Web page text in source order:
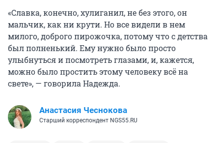
«Славка, конечно, хулиганил, не без этого, он
мальчик, как ни крути. Но все видели в нем
милого, доброго пирожочка, потому что с детства
был полненький. Ему нужно было просто
улыбнуться и посмотреть глазами, и, кажется,
можно было простить этому человеку всё на
свете», — говорила Надежда.
Анастасия Чеснокова
Старший корреспондент NGS55.RU